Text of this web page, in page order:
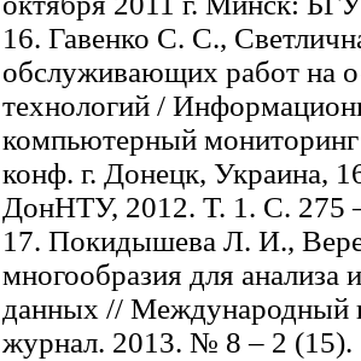
16. Гавенко С. С.,
обслуживающих работ на
технологий /
компьютерный
конф. г. Донецк, Украина,
ДонНТУ, 2012. Т. 1. С. 275
17. Покидышева Л. И.,
многообразия для анализа
данных // Международный
журнал. 2013. № 8 – 2 (15).